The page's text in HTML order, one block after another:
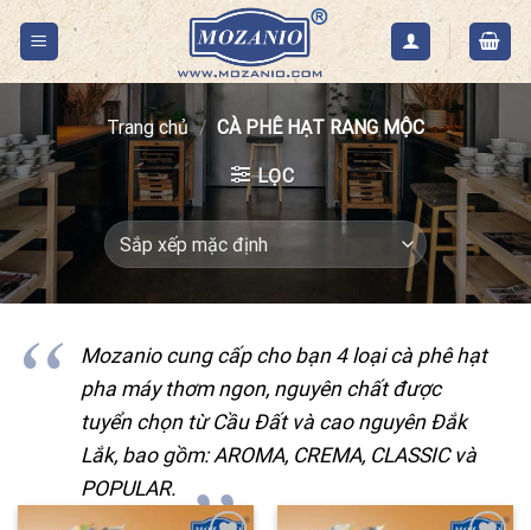
Skip
to
content
Trang chủ / CÀ PHÊ HẠT RANG MỘC
LỌC
Mozanio cung cấp cho bạn 4 loại cà phê hạt
pha máy thơm ngon, nguyên chất được
tuyển chọn từ Cầu Đất và cao nguyên Đắk
Lắk, bao gồm: AROMA, CREMA, CLASSIC và
POPULAR.